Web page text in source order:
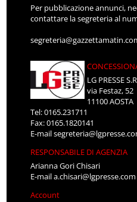
Per pubblicazione annunci,
contattare la segreteria al
LG PRESSE
via Festaz, 52
11100 AOSTA
Tel: 0165.231711
Fax: 0165.1820141
E-mail
RESPONSABILE DI AGENZIA
Arianna Gori Chisari
E-maila.chisari@lgpresse.com
Account